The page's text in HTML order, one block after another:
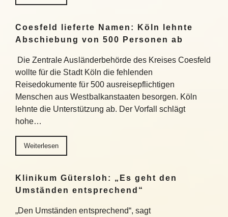
Coesfeld lieferte Namen: Köln lehnte
Abschiebung von 500 Personen ab
Die Zentrale Ausländerbehörde des Kreises Coesfeld
wollte für die Stadt Köln die fehlenden
Reisedokumente für 500 ausreisepflichtigen
Menschen aus Westbalkanstaaten besorgen. Köln
lehnte die Unterstützung ab. Der Vorfall schlägt
hohe…
Weiterlesen
Klinikum Gütersloh: „Es geht den
Umständen entsprechend“
„Den Umständen entsprechend“, sagt